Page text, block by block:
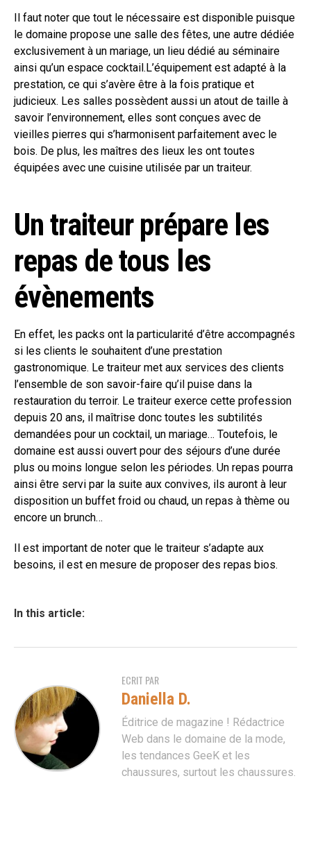
Il faut noter que tout le nécessaire est disponible puisque
le domaine propose une salle des fêtes, une autre dédiée
exclusivement à un mariage, un lieu dédié au séminaire
ainsi qu’un espace cocktail.L’équipement est adapté à la
prestation, ce qui s’avère être à la fois pratique et
judicieux. Les salles possèdent aussi un atout de taille à
savoir l’environnement, elles sont conçues avec de
vieilles pierres qui s’harmonisent parfaitement avec le
bois. De plus, les maîtres des lieux les ont toutes
équipées avec une cuisine utilisée par un traiteur.
Un traiteur prépare les
repas de tous les
évènements
En effet, les packs ont la particularité d’être accompagnés
si les clients le souhaitent d’une prestation
gastronomique. Le traiteur met aux services des clients
l’ensemble de son savoir-faire qu’il puise dans la
restauration du terroir. Le traiteur exerce cette profession
depuis 20 ans, il maîtrise donc toutes les subtilités
demandées pour un cocktail, un mariage… Toutefois, le
domaine est aussi ouvert pour des séjours d’une durée
plus ou moins longue selon les périodes. Un repas pourra
ainsi être servi par la suite aux convives, ils auront à leur
disposition un buffet froid ou chaud, un repas à thème ou
encore un brunch…
Il est important de noter que le traiteur s’adapte aux
besoins, il est en mesure de proposer des repas bios.
In this article:
ECRIT PAR
Daniella D.
Éditrice de magazine ! Rédactrice
Web dans le domaine de la mode,
les tendances GeeK et les
chaussures, surtout les chaussures.